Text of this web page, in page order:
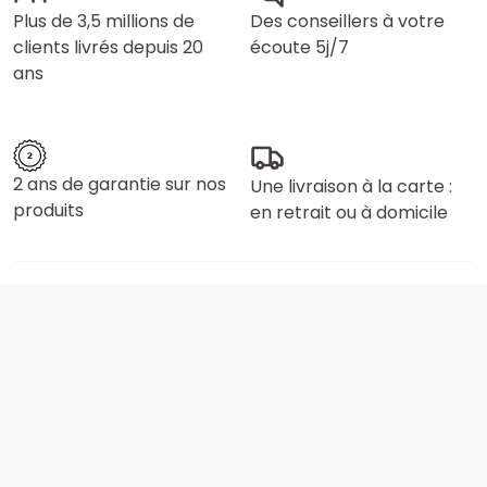
Plus de 3,5 millions de
clients livrés depuis 20
ans
Des conseillers à votre
écoute 5j/7
2 ans de garantie sur nos
produits
Une livraison à la carte :
en retrait ou à domicile